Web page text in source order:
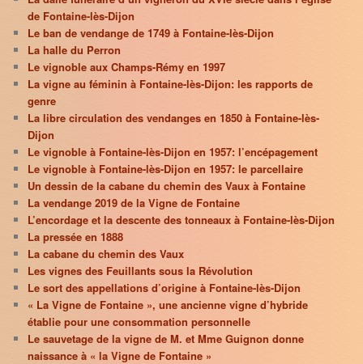
de Fontaine-lès-Dijon
Le ban de vendange de 1749 à Fontaine-lès-Dijon
La halle du Perron
Le vignoble aux Champs-Rémy en 1997
La vigne au féminin à Fontaine-lès-Dijon: les rapports de
genre
La libre circulation des vendanges en 1850 à Fontaine-lès-
Dijon
Le vignoble à Fontaine-lès-Dijon en 1957: l’encépagement
Le vignoble à Fontaine-lès-Dijon en 1957: le parcellaire
Un dessin de la cabane du chemin des Vaux à Fontaine
La vendange 2019 de la Vigne de Fontaine
L’encordage et la descente des tonneaux à Fontaine-lès-Dijon
La pressée en 1888
La cabane du chemin des Vaux
Les vignes des Feuillants sous la Révolution
Le sort des appellations d’origine à Fontaine-lès-Dijon
« La Vigne de Fontaine », une ancienne vigne d’hybride
établie pour une consommation personnelle
Le sauvetage de la vigne de M. et Mme Guignon donne
naissance à « la Vigne de Fontaine »